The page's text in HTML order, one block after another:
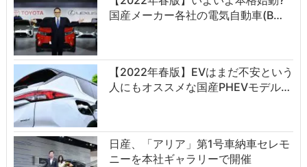
国産メーカー各社の電気自動車(B…
【2022年春版】EVはまだ不安という
人にもオススメな国産PHEVモデル…
日産、「アリア」第1号車納車セレモ
ニーを本社ギャラリーで開催